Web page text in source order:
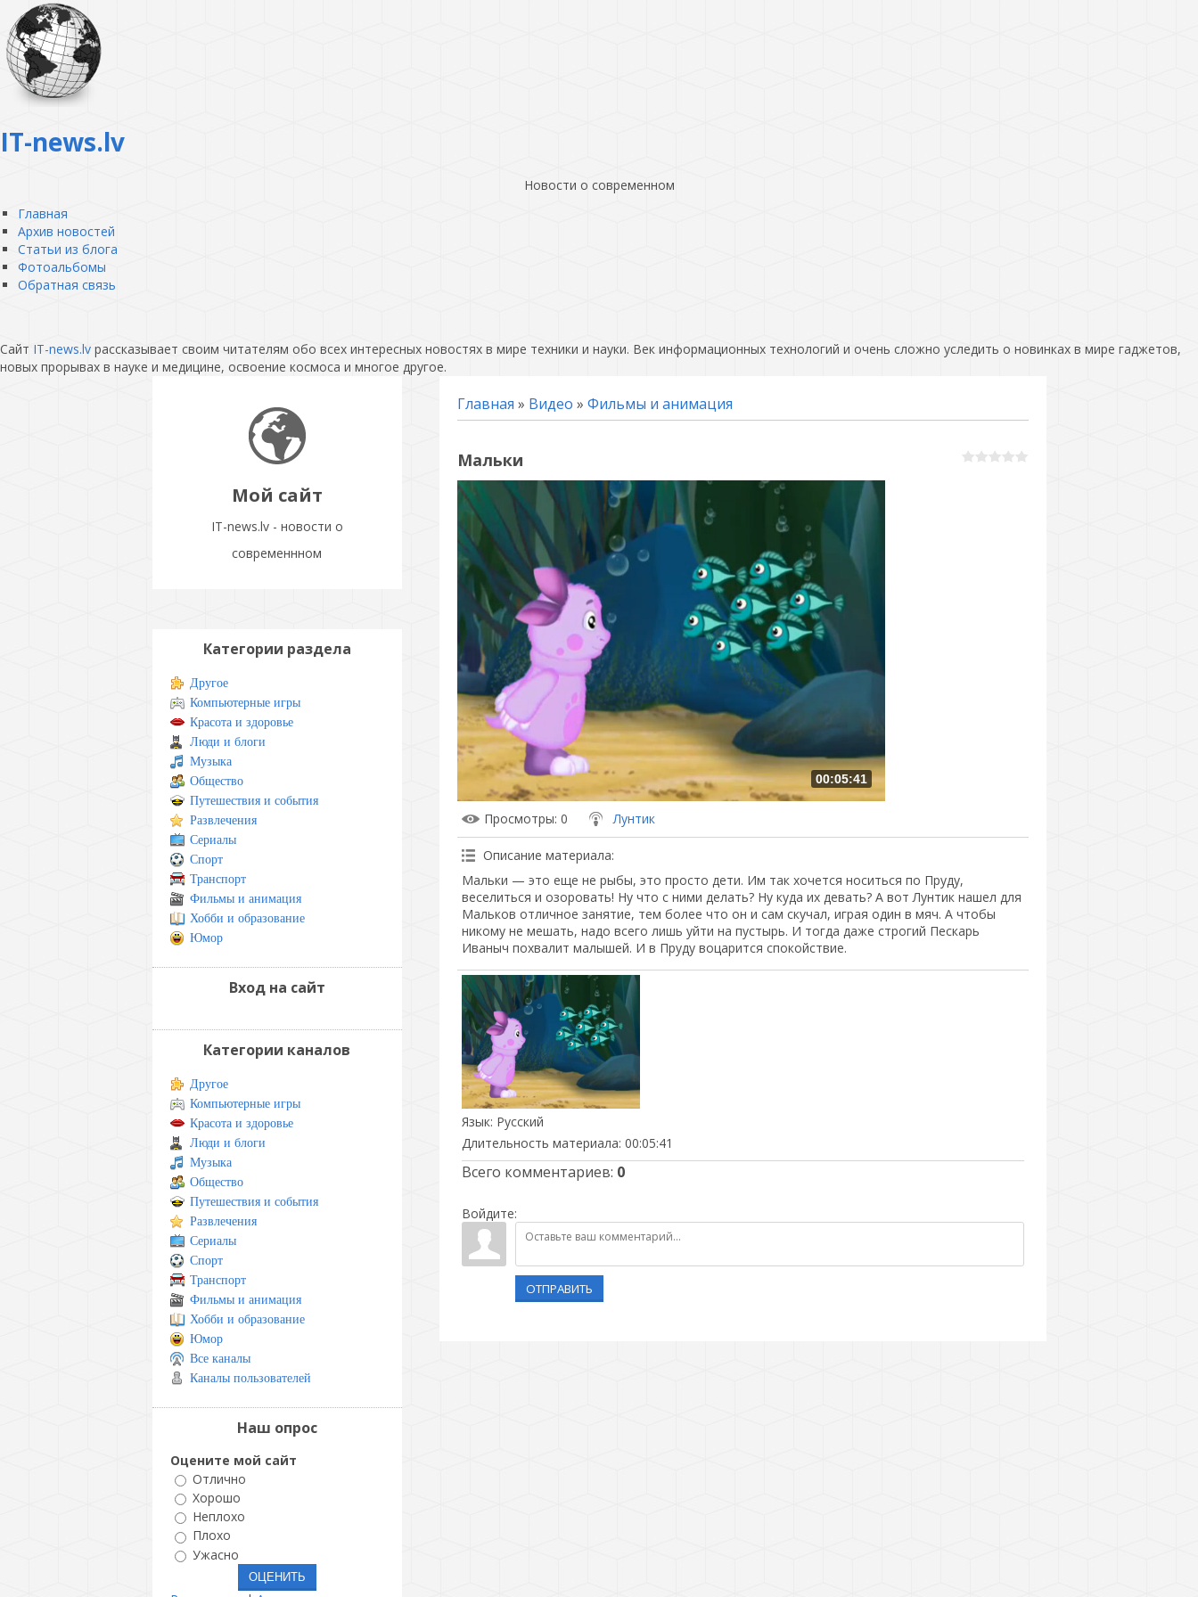
IT-news.lv
Новости о современном
Главная
Архив новостей
Статьи из блога
Фотоальбомы
Обратная связь
Сайт IT-news.lv рассказывает своим читателям обо всех интересных новостях в мире техники и науки. Век информационных технологий и очень сложно уследить о новинках в мире гаджетов,
новых прорывах в науке и медицине, освоение космоса и многое другое.
Мой сайт
IT-news.lv - новости о
современнном
Главная » Видео » Фильмы и анимация
Мальки
00:05:41
Просмотры: 0 Лунтик
Описание материала:
Мальки — это еще не рыбы, это просто дети. Им так хочется носиться по Пруду,
веселиться и озоровать! Ну что с ними делать? Ну куда их девать? А вот Лунтик нашел для
Мальков отличное занятие, тем более что он и сам скучал, играя один в мяч. А чтобы
никому не мешать, надо всего лишь уйти на пустырь. И тогда даже строгий Пескарь
Иваныч похвалит малышей. И в Пруду воцарится спокойствие.
Язык: Русский
Длительность материала: 00:05:41
Всего комментариев: 0
Войдите:
ОТПРАВИТЬ
Категории раздела
Другое
Компьютерные игры
Красота и здоровье
Люди и блоги
Музыка
Общество
Путешествия и события
Развлечения
Сериалы
Спорт
Транспорт
Фильмы и анимация
Хобби и образование
Юмор
Вход на сайт
Категории каналов
Другое
Компьютерные игры
Красота и здоровье
Люди и блоги
Музыка
Общество
Путешествия и события
Развлечения
Сериалы
Спорт
Транспорт
Фильмы и анимация
Хобби и образование
Юмор
Все каналы
Каналы пользователей
Наш опрос
Оцените мой сайт
Отлично
Хорошо
Неплохо
Плохо
Ужасно